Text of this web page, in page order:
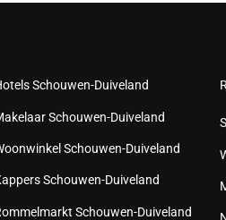
Schouwen-Duiveland
Schouwen-Duiveland
Schouwen-Duiveland
Schouwen-Duiveland
Schouwen-Duiveland